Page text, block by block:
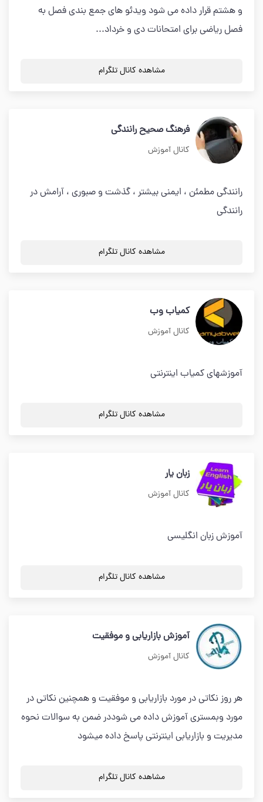
و هشتم قرار داده می شود ویدئو های جمع بندی فصل به
فصل ریاضی برای امتحانات دی و خرداد...
مشاهده کانال تلگرام
فرهنگ صحیح رانندگی
کانال آموزش
رانندگی مطمئن ، ایمنی بیشتر ، گذشت و صبوری ، آرامش در
رانندگی
مشاهده کانال تلگرام
کمیاب وب
کانال آموزش
آموزشهای کمیاب اینترنتی
مشاهده کانال تلگرام
زبان یار
کانال آموزش
آموزش زبان انگلیسی
مشاهده کانال تلگرام
آموزش بازاریابی و موفقیت
کانال آموزش
هر روز نکاتی در مورد بازاریابی و موفقیت و همچنین نکاتی در
مورد وبمستری آموزش داده می شوددر ضمن به سوالات نحوه
مدیریت و بازاریابی اینترنتی پاسخ داده میشود
مشاهده کانال تلگرام